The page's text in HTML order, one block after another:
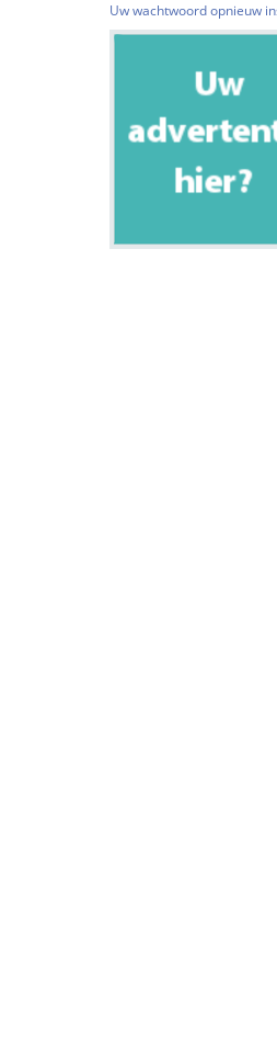
Uw wachtwoord opnieuw